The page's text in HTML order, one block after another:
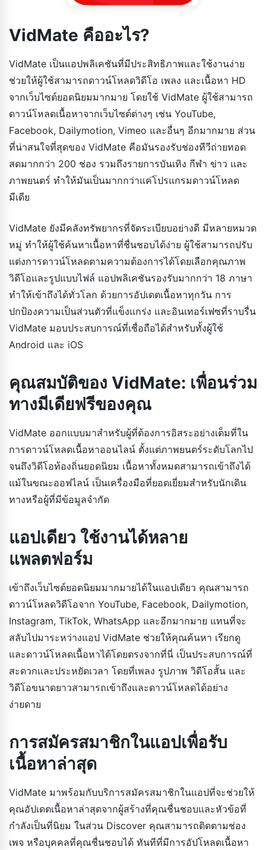
VidMate คืออะไร?
VidMate เป็นแอปพลิเคชันที่มีประสิทธิภาพและใช้งานง่าย
ช่วยให้ผู้ใช้สามารถดาวน์โหลดวิดีโอ เพลง และเนื้อหา HD
จากเว็บไซต์ยอดนิยมมากมาย โดยใช้ VidMate ผู้ใช้สามารถ
ดาวน์โหลดเนื้อหาจากเว็บไซต์ต่างๆ เช่น YouTube,
Facebook, Dailymotion, Vimeo และอื่นๆ อีกมากมาย ส่วน
ที่น่าสนใจที่สุดของ VidMate คือมันรองรับช่องทีวีถ่ายทอด
สดมากกว่า 200 ช่อง รวมถึงรายการบันเทิง กีฬา ข่าว และ
ภาพยนตร์ ทำให้มันเป็นมากกว่าแค่โปรแกรมดาวน์โหลด
มีเดีย
VidMate ยังมีคลังทรัพยากรที่จัดระเบียบอย่างดี มีหลายหมวด
หมู่ ทำให้ผู้ใช้ค้นหาเนื้อหาที่ชื่นชอบได้ง่าย ผู้ใช้สามารถปรับ
แต่งการดาวน์โหลดตามความต้องการได้โดยเลือกคุณภาพ
วิดีโอและรูปแบบไฟล์ แอปพลิเคชันรองรับมากกว่า 18 ภาษา
ทำให้เข้าถึงได้ทั่วโลก ด้วยการอัปเดตเนื้อหาทุกวัน การ
ปกป้องความเป็นส่วนตัวที่แข็งแกร่ง และอินเทอร์เฟซที่ราบรื่น
VidMate มอบประสบการณ์ที่เชื่อถือได้สำหรับทั้งผู้ใช้
Android และ iOS
คุณสมบัติของ VidMate: เพื่อนร่วม
ทางมีเดียฟรีของคุณ
VidMate ออกแบบมาสำหรับผู้ที่ต้องการอิสระอย่างเต็มที่ใน
การดาวน์โหลดเนื้อหาออนไลน์ ตั้งแต่ภาพยนตร์ระดับโลกไป
จนถึงวิดีโอท้องถิ่นยอดนิยม เนื้อหาทั้งหมดสามารถเข้าถึงได้
แม้ในขณะออฟไลน์ เป็นเครื่องมือที่ยอดเยี่ยมสำหรับนักเดิน
ทางหรือผู้ที่มีข้อมูลจำกัด
แอปเดียว ใช้งานได้หลาย
แพลตฟอร์ม
เข้าถึงเว็บไซต์ยอดนิยมมากมายได้ในแอปเดียว คุณสามารถ
ดาวน์โหลดวิดีโอจาก YouTube, Facebook, Dailymotion,
Instagram, TikTok, WhatsApp และอีกมากมาย แทนที่จะ
สลับไปมาระหว่างแอป VidMate ช่วยให้คุณค้นหา เรียกดู
และดาวน์โหลดเนื้อหาได้โดยตรงจากที่นี่ เป็นประสบการณ์ที่
สะดวกและประหยัดเวลา โดยที่เพลง รูปภาพ วิดีโอสั้น และ
วิดีโอขนาดยาวสามารถเข้าถึงและดาวน์โหลดได้อย่าง
ง่ายดาย
การสมัครสมาชิกในแอปเพื่อรับ
เนื้อหาล่าสุด
VidMate มาพร้อมกับบริการสมัครสมาชิกในแอปที่จะช่วยให้
คุณอัปเดตเนื้อหาล่าสุดจากผู้สร้างที่คุณชื่นชอบและหัวข้อที่
กำลังเป็นที่นิยม ในส่วน Discover คุณสามารถติดตามช่อง
เพจ หรือบุคคลที่คุณชื่นชอบได้ ทันทีที่มีการอัปโหลดเนื้อหา